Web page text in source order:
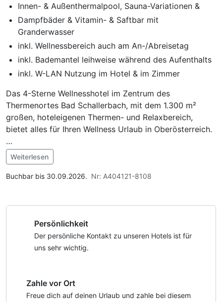
Innen- & Außenthermalpool, Sauna-Variationen &
Dampfbäder & Vitamin- & Saftbar mit
Granderwasser
inkl. Wellnessbereich auch am An-/Abreisetag
inkl. Bademantel leihweise während des Aufenthalts
inkl. W-LAN Nutzung im Hotel & im Zimmer
Das 4-Sterne Wellnesshotel im Zentrum des
Thermenortes Bad Schallerbach, mit dem 1.300 m²
großen, hoteleigenen Thermen- und Relaxbereich,
bietet alles für Ihren Wellness Urlaub in Oberösterreich.
Entspannen Sie sich auf Ihre Art: Im Parkhotel gehört
ein eigener Wellnessbereich ganz den Gästen. Das
Thermalhallenbad mit Außenbecken, Saunen und
zu besonderen Konditionen nur wenige Gehminuten
vom Hotel entfernt.
Im Angebot enthalten
Saunabenutzung, Leihbademantel, Nutzung des
check out, Badetasche mit Bademantel und -tücher
Weiterlesen
Buchbar bis 30.09.2026. Nr: A404121-8108
Persönlichkeit
Der persönliche Kontakt zu unseren Hotels ist für
uns sehr wichtig.
Zahle vor Ort
Freue dich auf deinen Urlaub und zahle bei diesem